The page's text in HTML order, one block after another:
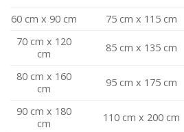
60 cm x 90 cm 75 cm x 115 cm
70 cm x 120
cm
85 cm x 135 cm
80 cm x 160
cm
95 cm x 175 cm
90 cm x 180
cm
110 cm x 200 cm